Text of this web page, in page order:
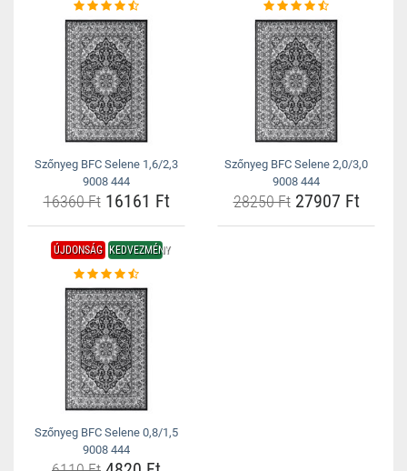
Szőnyeg BFC Selene 1,6/2,3
9008 444
16360 Ft16161 Ft
Szőnyeg BFC Selene 2,0/3,0
9008 444
28250 Ft27907 Ft
ÚJDONSÁG KEDVEZMÉNY
Szőnyeg BFC Selene 0,8/1,5
9008 444